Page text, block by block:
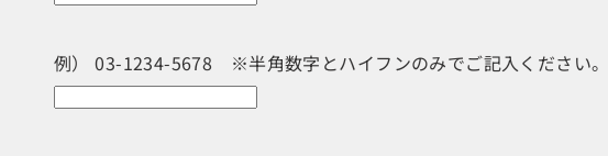
例） 03-1234-5678 ※半角数字とハイフンのみでご記入ください。